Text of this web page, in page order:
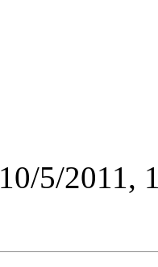
10/5/2011,